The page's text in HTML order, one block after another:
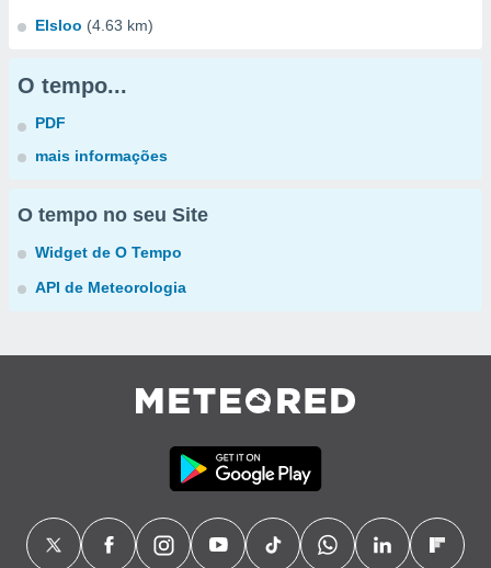
Elsloo (4.63 km)
O tempo...
PDF
mais informações
O tempo no seu Site
Widget de O Tempo
API de Meteorologia